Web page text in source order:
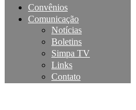
Convênios
Comunicação
Notícias
Boletins
Simpa TV
Links
Contato